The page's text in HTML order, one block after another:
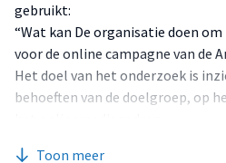
gebruikt:
“Wat kan De organisatie doen
voor de online campagne van de
Het doel van het onderzoek is
behoeften van de doelgroep, op
Toon meer